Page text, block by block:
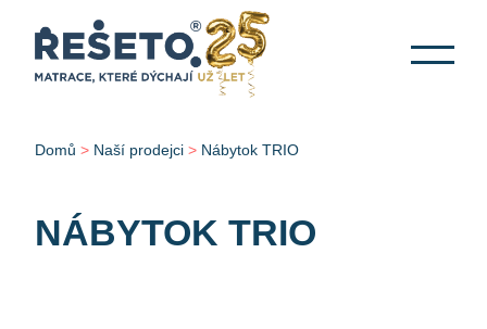
Domů > Naší prodejci > Nábytok TRIO
NÁBYTOK TRIO